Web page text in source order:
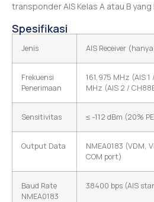
transponder AIS Kelas A atau B yang
Spesifikasi
Jenis AIS Receiver
Frekuensi
Penerimaan
161,975 MHz (AIS
MHz (AIS 2 /
Sensitivitas ≤ -112 dBm (20%
Output Data
NMEA0183 (VDM,
COM port)
Baud Rate
NMEA0183
38400 bps (AIS